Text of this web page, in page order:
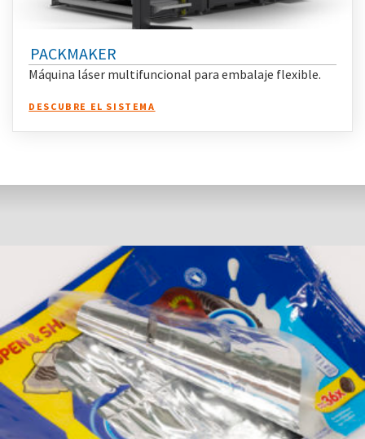
PACKMAKER
Máquina láser multifuncional para embalaje flexible.
DESCUBRE EL SISTEMA